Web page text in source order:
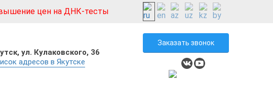
цен на ДНК-тесты
ул. Кулаковского, 36
адресов в Якутске
Заказать звонок